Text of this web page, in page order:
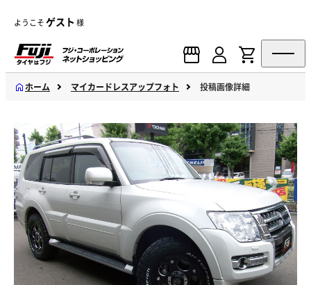
ようこそゲスト 様
ホーム マイカードレスアップフォト 投稿画像詳細